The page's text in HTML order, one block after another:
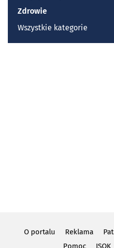
Zdrowie
Wszystkie kategorie
O portalu Reklama